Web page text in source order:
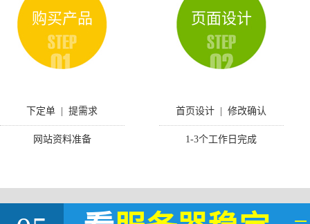
购买产品
下定单 | 提需求
网站资料准备
页面设计
首页设计 | 修改确认
1-3个工作日完成